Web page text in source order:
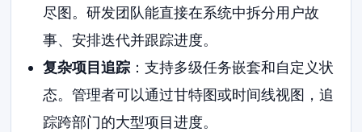
尽图。研发团队能直接在系统中拆分用户故
事、安排迭代并跟踪进度。
复杂项目追踪：支持多级任务嵌套和自定义状
态。管理者可以通过甘特图或时间线视图，追
踪跨部门的大型项目进度。